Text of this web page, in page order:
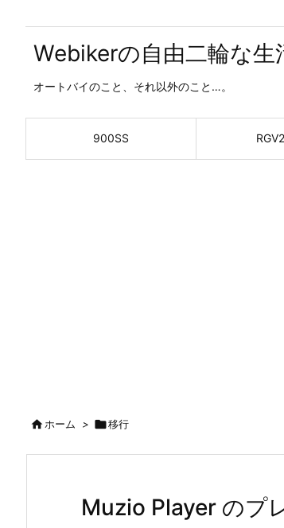
Webikerの自由二輪な生
オートバイのこと、それ以外のこと…。
900SS
ホーム > 移行
Muzio Player のプ